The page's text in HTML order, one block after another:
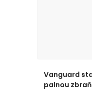
Vanguard
palnou